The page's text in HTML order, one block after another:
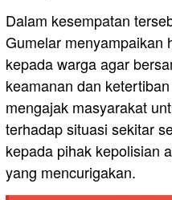
Dalam kesempatan
Gumelar menyampaikan
kepada warga agar
keamanan dan
mengajak masyarakat
terhadap situasi sekitar
kepada pihak kepolisian
yang mencurigakan.